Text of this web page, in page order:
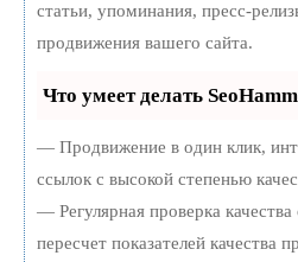
статьи, упоминания, пресс-
продвижения вашего сайта.
Что умеет делать
— Продвижение в один клик,
ссылок с высокой степенью
— Регулярная проверка
пересчет показателей качества